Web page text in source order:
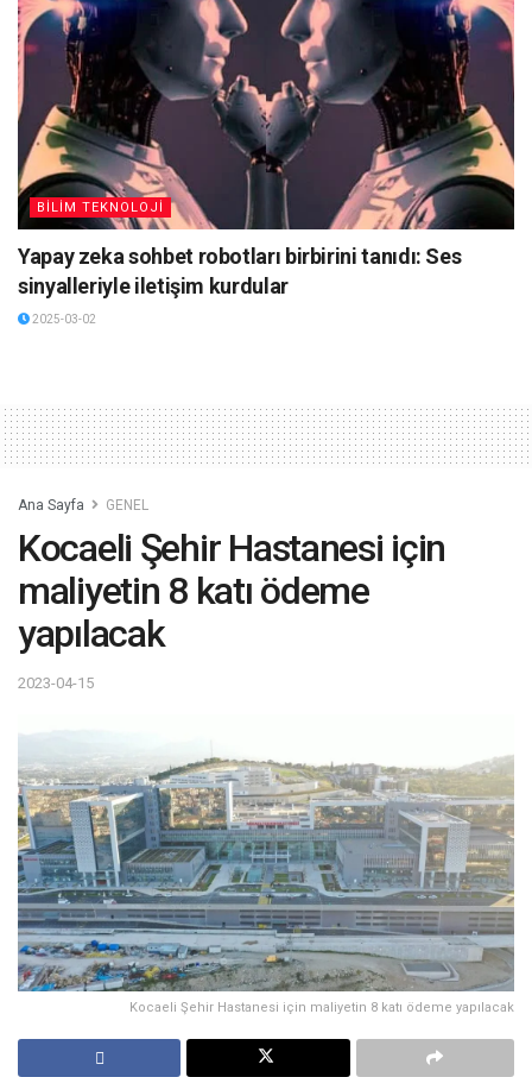
BİLİM TEKNOLOJİ
Yapay zeka sohbet robotları birbirini tanıdı: Ses
sinyalleriyle iletişim kurdular
2025-03-02
Ana Sayfa GENEL
Kocaeli Şehir Hastanesi için
maliyetin 8 katı ödeme
yapılacak
2023-04-15
Kocaeli Şehir Hastanesi için maliyetin 8 katı ödeme yapılacak